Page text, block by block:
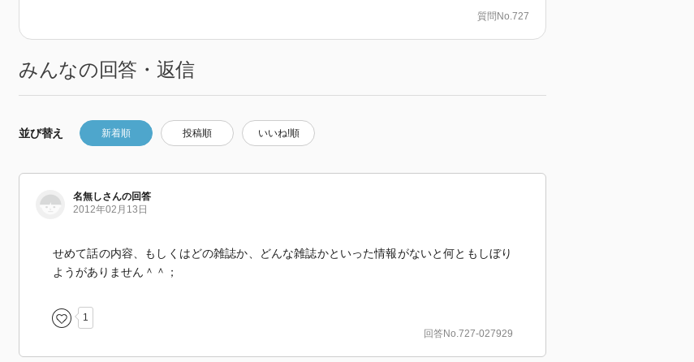
質問No.727
みんなの回答・返信
並び替え 新着順 投稿順 いいね!順
名無しさんの回答
2012年02月13日
せめて話の内容、もしくはどの雑誌か、どんな雑誌かといった情報がないと何ともしぼり
ようがありません＾＾；
1
回答No.727-027929